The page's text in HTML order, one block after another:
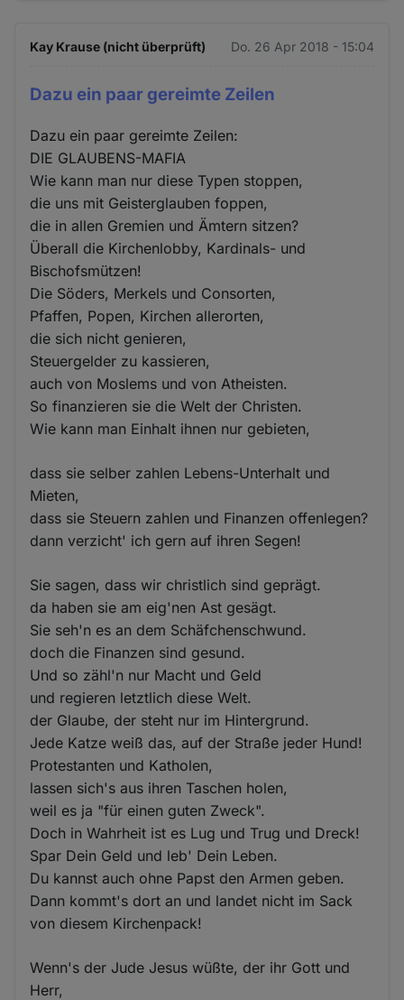
Kay Krause (nicht überprüft) Do. 26 Apr 2018 - 15:04
Dazu ein paar gereimte Zeilen
Dazu ein paar gereimte Zeilen:
DIE GLAUBENS-MAFIA
Wie kann man nur diese Typen stoppen,
die uns mit Geisterglauben foppen,
die in allen Gremien und Ämtern sitzen?
Überall die Kirchenlobby, Kardinals- und
Bischofsmützen!
Die Söders, Merkels und Consorten,
Pfaffen, Popen, Kirchen allerorten,
die sich nicht genieren,
Steuergelder zu kassieren,
auch von Moslems und von Atheisten.
So finanzieren sie die Welt der Christen.
Wie kann man Einhalt ihnen nur gebieten,
dass sie selber zahlen Lebens-Unterhalt und
Mieten,
dass sie Steuern zahlen und Finanzen offenlegen?
dann verzicht' ich gern auf ihren Segen!
Sie sagen, dass wir christlich sind geprägt.
da haben sie am eig'nen Ast gesägt.
Sie seh'n es an dem Schäfchenschwund.
doch die Finanzen sind gesund.
Und so zähl'n nur Macht und Geld
und regieren letztlich diese Welt.
der Glaube, der steht nur im Hintergrund.
Jede Katze weiß das, auf der Straße jeder Hund!
Protestanten und Katholen,
lassen sich's aus ihren Taschen holen,
weil es ja "für einen guten Zweck".
Doch in Wahrheit ist es Lug und Trug und Dreck!
Spar Dein Geld und leb' Dein Leben.
Du kannst auch ohne Papst den Armen geben.
Dann kommt's dort an und landet nicht im Sack
von diesem Kirchenpack!
Wenn's der Jude Jesus wüßte, der ihr Gott und
Herr,